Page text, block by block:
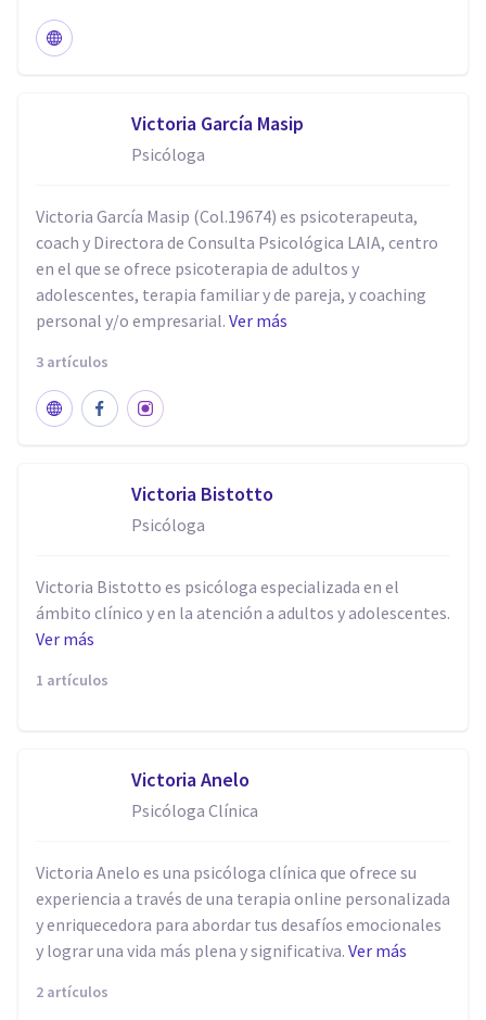
Victoria García Masip
Psicóloga
Victoria García Masip (Col.19674) es psicoterapeuta,
coach y Directora de Consulta Psicológica LAIA, centro
en el que se ofrece psicoterapia de adultos y
adolescentes, terapia familiar y de pareja, y coaching
personal y/o empresarial. Ver más
3 artículos
Victoria Bistotto
Psicóloga
Victoria Bistotto es psicóloga especializada en el
ámbito clínico y en la atención a adultos y adolescentes.
Ver más
1 artículos
Victoria Anelo
Psicóloga Clínica
Victoria Anelo es una psicóloga clínica que ofrece su
experiencia a través de una terapia online personalizada
y enriquecedora para abordar tus desafíos emocionales
y lograr una vida más plena y significativa. Ver más
2 artículos